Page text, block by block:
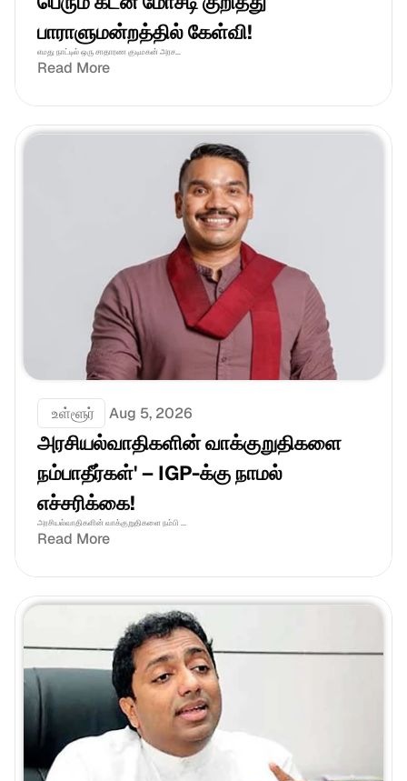
பாராளுமன்றத்தில் கேள்வி!
எமது நாட்டில் ஒரு சாதாரண குடிமகன் அரச...
Read More
உள்ளூர் Aug 5, 2026
அரசியல்வாதிகளின் வாக்குறுதிகளை
நம்பாதீர்கள்' – IGP-க்கு நாமல்
எச்சரிக்கை!
அரசியல்வாதிகளின் வாக்குறுதிகளை நம்பி ...
Read More